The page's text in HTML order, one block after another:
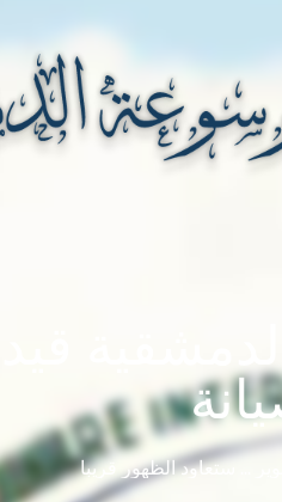
... ستعاود الظهور قريباً